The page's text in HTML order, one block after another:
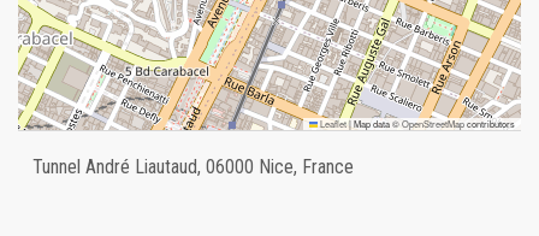
Leaflet|Map data ©OpenStreetMapcontributors
Tunnel André Liautaud, 06000 Nice, France